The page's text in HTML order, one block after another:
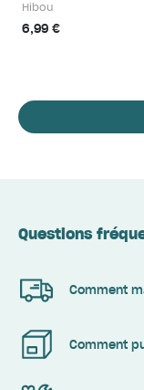
Hibou
6,99 €
Questions
Comment
Comment